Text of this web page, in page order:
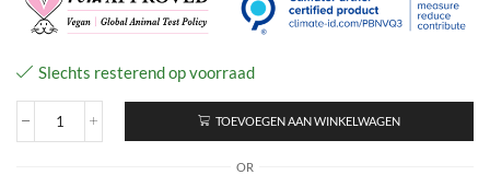
Slechts resterend op voorraad
Stylesign
TOEVOEGEN AAN WINKELWAGEN
OR